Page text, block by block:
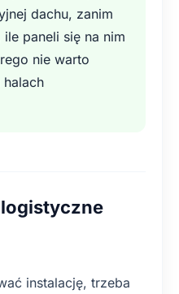
dachu, zanim
paneli się na nim
nie warto
instalację, trzeba